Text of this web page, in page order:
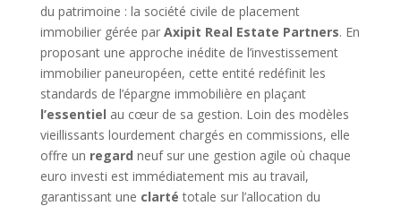
du patrimoine : la société civile de placement
immobilier gérée par Axipit Real Estate Partners. En
proposant une approche inédite de l’investissement
immobilier paneuropéen, cette entité redéfinit les
standards de l’épargne immobilière en plaçant
l’essentiel au cœur de sa gestion. Loin des modèles
vieillissants lourdement chargés en commissions, elle
offre un regard neuf sur une gestion agile où chaque
euro investi est immédiatement mis au travail,
garantissant une clarté totale sur l’allocation du